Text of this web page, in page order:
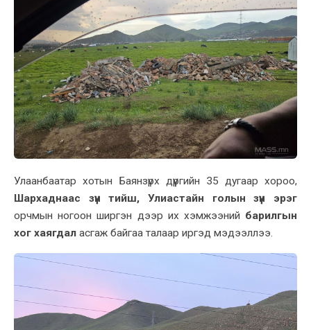
Улаанбаатар хотын Баянзүрх дүүргийн 35 дугаар хороо,
Шархаднаас зүүн тийш, Улиастайн голын зүүн эрэг
орчмын ногоон ширгэн дээр их хэмжээний барилгын
хог хаягдал асгаж байгаа талаар иргэд мэдээллээ.